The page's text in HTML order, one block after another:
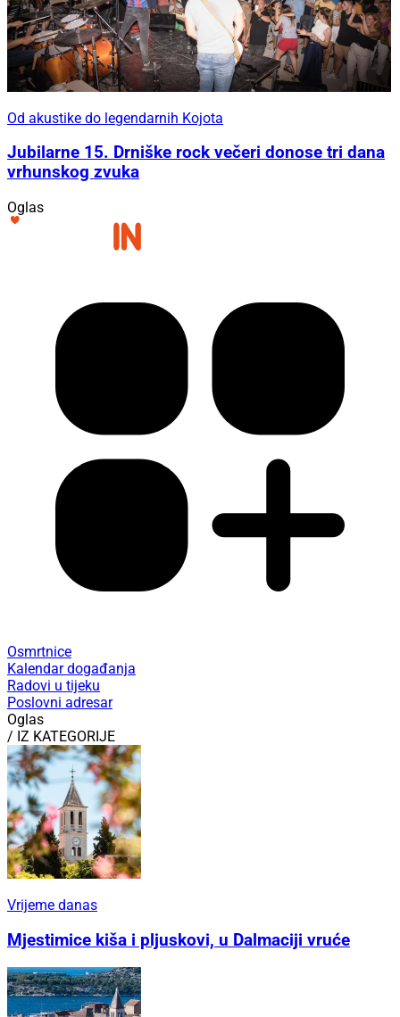
Od akustike do legendarnih Kojota
Jubilarne 15. Drniške rock večeri donose tri dana
vrhunskog zvuka
Oglas
Osmrtnice
Kalendar događanja
Radovi u tijeku
Poslovni adresar
Oglas
/ IZ KATEGORIJE
Vrijeme danas
Mjestimice kiša i pljuskovi, u Dalmaciji vruće